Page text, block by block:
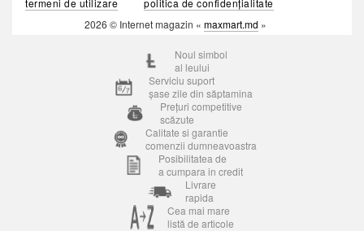
termeni de utilizare
politica de confidențialitate
2026 © Internet magazin « maxmart.md »
Noul simbol
al leului
Serviciu suport
șase zile din săptamina
Prețuri competitive
scăzute
Calitate si garantie
comenzii dumneavoastra
Posibilitatea de
a cumpara in credit
Livrare
rapida
Cea mai mare
listă de articole